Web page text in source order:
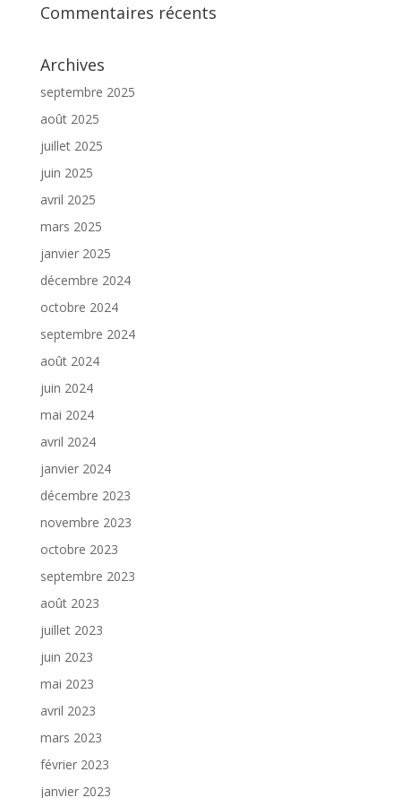
Commentaires récents
Archives
septembre 2025
août 2025
juillet 2025
juin 2025
avril 2025
mars 2025
janvier 2025
décembre 2024
octobre 2024
septembre 2024
août 2024
juin 2024
mai 2024
avril 2024
janvier 2024
décembre 2023
novembre 2023
octobre 2023
septembre 2023
août 2023
juillet 2023
juin 2023
mai 2023
avril 2023
mars 2023
février 2023
janvier 2023